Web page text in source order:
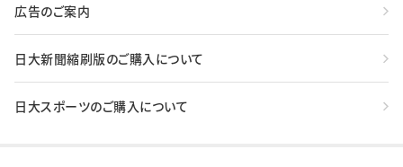
広告のご案内
日大新聞縮刷版のご購入について
日大スポーツのご購入について